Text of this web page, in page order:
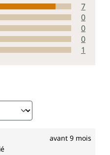
7
0
0
0
1
avant 9 mois